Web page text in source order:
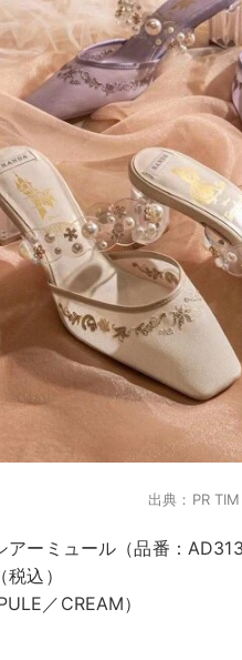
出典：PR
アーミュール（品番：
込）
／CREAM）